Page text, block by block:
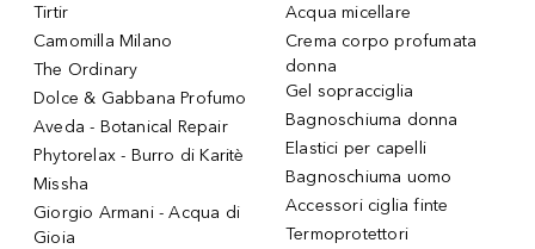
Tirtir
Camomilla Milano
The Ordinary
Dolce & Gabbana Profumo
Aveda - Botanical Repair
Phytorelax - Burro di Karitè
Missha
Giorgio Armani - Acqua di
Gioia
Acqua micellare
Crema corpo profumata
donna
Gel sopracciglia
Bagnoschiuma donna
Elastici per capelli
Bagnoschiuma uomo
Accessori ciglia finte
Termoprotettori